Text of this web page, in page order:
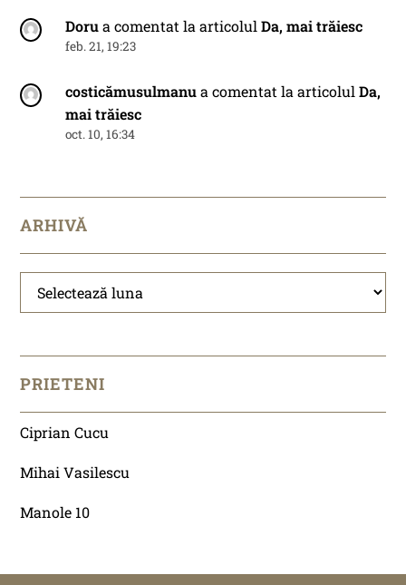
Dorua comentat la articolulDa, mai trăiesc
feb. 21, 19:23
costicămusulmanua comentat la articolulDa,
mai trăiesc
oct. 10, 16:34
ARHIVĂ
Arhivă
PRIETENI
Ciprian Cucu
Mihai Vasilescu
Manole 10